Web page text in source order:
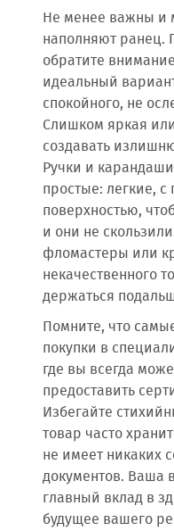
Не менее важны и
наполняют ранец.
обратите
идеальный
спокойного, не
Слишком яркая
создавать
Ручки и
простые: легкие,
поверхностью,
и они не
фломастеры или
некачественного
держаться
Помните, что
покупки в
где вы всегда
предоставить
Избегайте
товар часто
не имеет никаких
документов. Ваша
главный вклад в
будущее вашего